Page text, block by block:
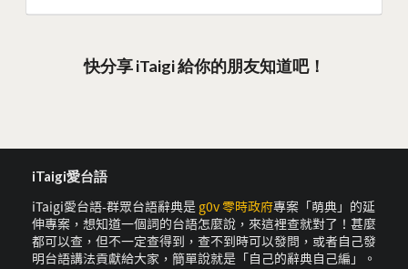
快分享 iTaigi 給你的朋友知道吧！
iTaigi愛台語
iTaigi愛台語-群眾台語辭典是 g0v 零時政府專案「萌典」的延
伸專案，想知道一個詞的台語怎麼說，來這裡查就對了！甚麼
都可以查，但不一定查得到，查不到時可以發問，或者自己發
明台語講法貢獻給大家，簡單說就是「自己的辭典自己編」。